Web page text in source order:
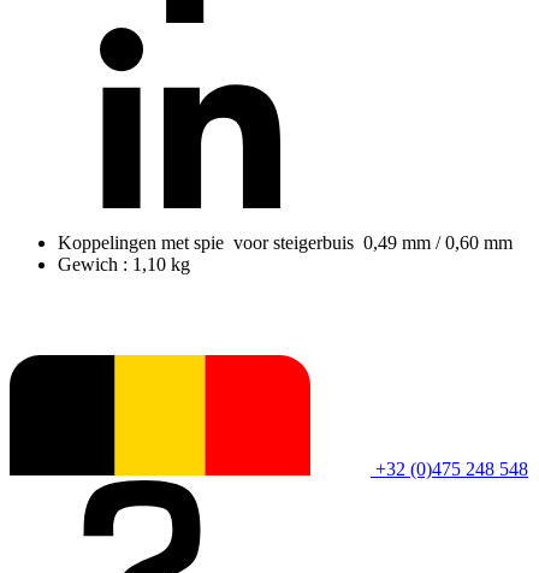
Koppelingen met spie voor steigerbuis 0,49 mm / 0,60 mm
Gewich : 1,10 kg
+32 (0)475 248 548